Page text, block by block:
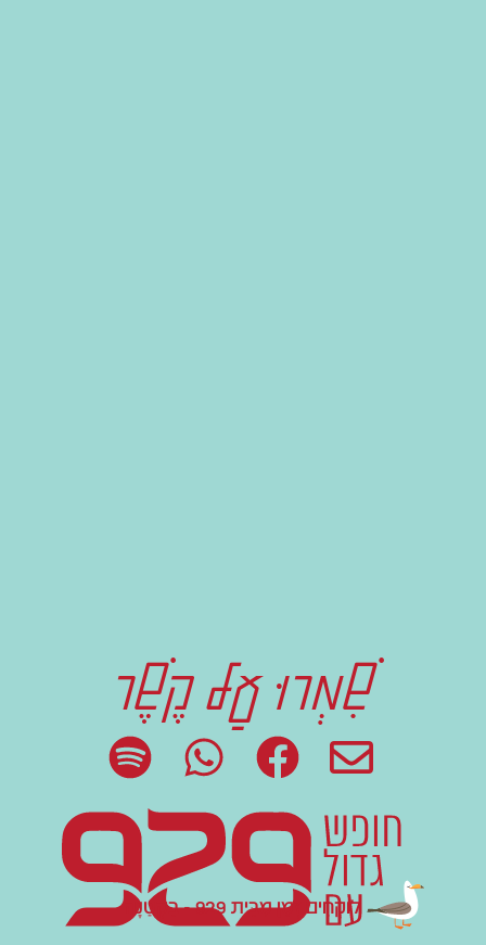
שִׁמְרוּ עַל קֶשֶׁר
לוֹקְחִים זְמַן מִבֵּית 929 - בַּקְטַנָה